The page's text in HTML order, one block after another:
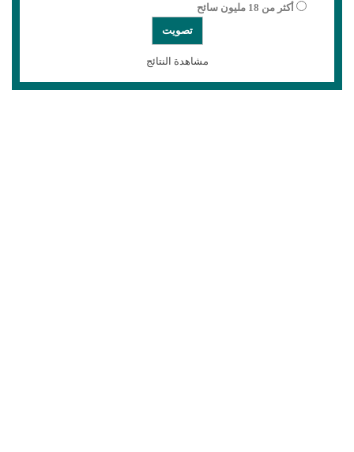
أكثر من 18 مليون سائح
مشاهدة النتائج